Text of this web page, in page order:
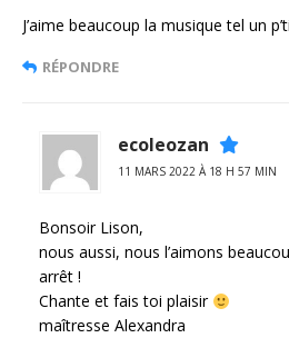
J’aime beaucoup la musique tel un
RÉPONDRE
ecoleozan
11 MARS 2022 À 18 H 57 MIN
Bonsoir Lison,
nous aussi, nous l’aimons
arrêt !
Chante et fais toi plaisir
maîtresse Alexandra